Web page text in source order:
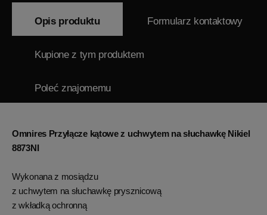
Opis produktu Formularz kontaktowy
Kupione z tym produktem
Poleć znajomemu
Omnires Przyłącze kątowe z uchwytem na słuchawkę Nikiel
8873NI
Wykonana z mosiądzu
z uchwytem na słuchawkę prysznicową
z wkładką ochronną